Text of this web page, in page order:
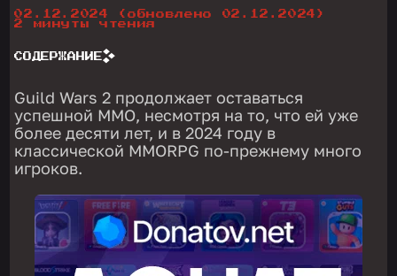
02.12.2024
(обновлено 02.12.2024)
2 минуты чтения
СОДЕРЖАНИЕ
Guild Wars 2 продолжает оставаться
успешной MMO, несмотря на то, что ей уже
более десяти лет, и в 2024 году в
классической MMORPG по-прежнему много
игроков.